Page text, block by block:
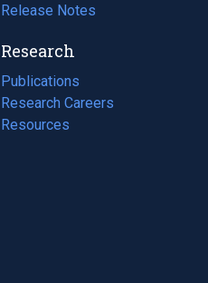
Release Notes
Research
Publications
(opens
in
a
Research Careers
(opens
in
Resources
(opens